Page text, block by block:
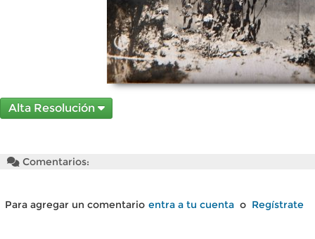
Alta Resolución
Comentarios:
Para agregar un comentario entra a tu cuenta o Regístrate